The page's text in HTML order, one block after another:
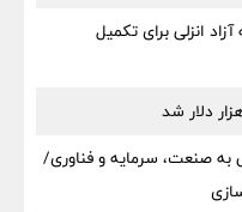
انزلی برای تكمیل
به صنعت، سرمایه و فناوری/